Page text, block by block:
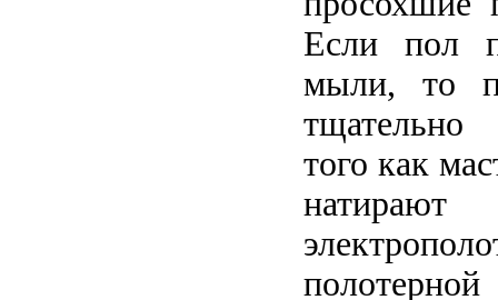
Если пол
мыли, то
тщательно
того как